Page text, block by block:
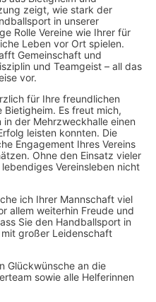
zeigt, wie stark der
in unserer
Rolle Vereine wie Ihrer für
Leben vor Ort spielen.
Gemeinschaft und
und Teamgeist – all das
vor.
für Ihre freundlichen
Es freut mich,
der Mehrzweckhalle einen
leisten konnten. Die
Engagement Ihres Vereins
Ohne den Einsatz vieler
Vereinsleben nicht
ich Ihrer Mannschaft viel
allem weiterhin Freude und
Sie den Handballsport in
großer Leidenschaft
Glückwünsche an die
sowie alle Helferinnen